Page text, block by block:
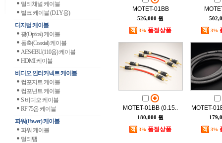
멀티채널 케이블
벌크 케이블 (D.I.Y용)
디지털 케이블
광(Optical) 케이블
동축(Coaxial) 케이블
AES/EBU(110옴) 케이블
HDMI 케이블
비디오 인터커넥트 케이블
컴포지트 케이블
컴포넌트 케이블
S 비디오 케이블
RF 75옴 케이블
파워(Power) 케이블
파워 케이블
멀티탭
MOTET-01BB
526,000 원
3% 품절상품 3%
MOTET-01BB (0.15..
180,000 원
3% 품절상품
MOTET-
3%